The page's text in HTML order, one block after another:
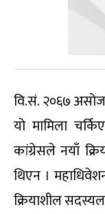
वि.सं. २०६७
यो मामिला
कांग्रेसले नयाँ
थिएन ।
क्रियाशील